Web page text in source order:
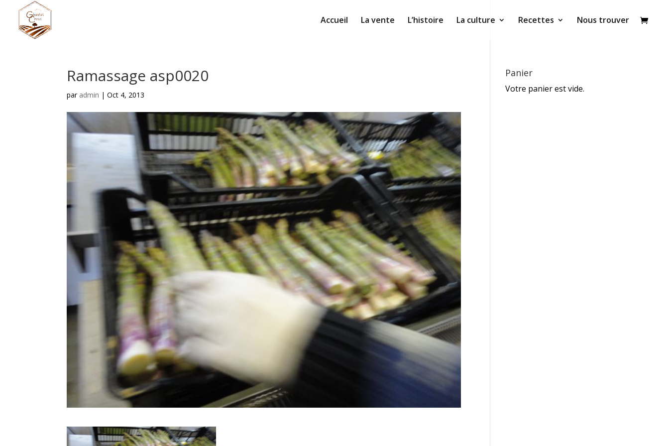
Accueil La vente L’histoire La culture Recettes Nous trouver
Ramassage asp0020
par admin |Oct 4, 2013
Panier
Votre panier est vide.